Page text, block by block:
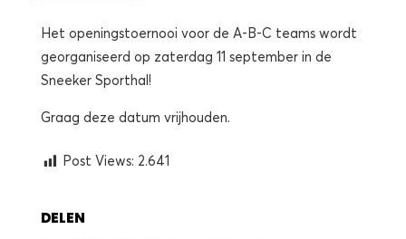
Het openingstoernooi voor de A-B-C teams wordt
georganiseerd op zaterdag 11 september in de
Sneeker Sporthal!
Graag deze datum vrijhouden.
Post Views: 2.641
DELEN